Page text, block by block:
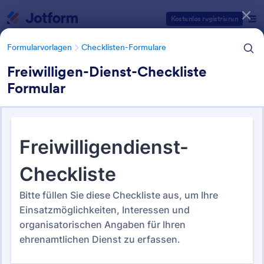
Kostenlos registrieren
Formularvorlagen Checklisten-Formulare
Freiwilligen-Dienst-Checkliste
Formular
Checklisten-Formulare
367 Vorlagen
Formularvorlagen Kategorien